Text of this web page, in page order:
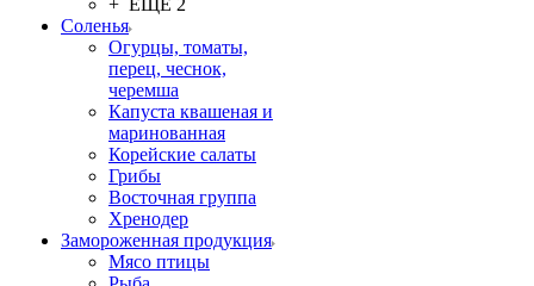
+ ЕЩЕ 2
Соленья
Огурцы, томаты,
перец, чеснок,
черемша
Капуста квашеная и
маринованная
Корейские салаты
Грибы
Восточная группа
Хренодер
Замороженная продукция
Мясо птицы